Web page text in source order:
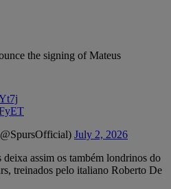
the signing of Mateus
July 2, 2026
assim os também londrinos do
treinados pelo italiano Roberto De